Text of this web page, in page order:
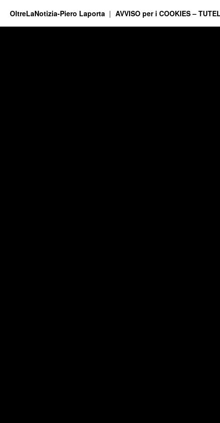
OltreLaNotizia-Piero Laporta AVVISO per i COOKIES –